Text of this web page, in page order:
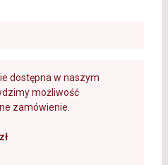
dostępna w naszym
możliwość
zamówienie.